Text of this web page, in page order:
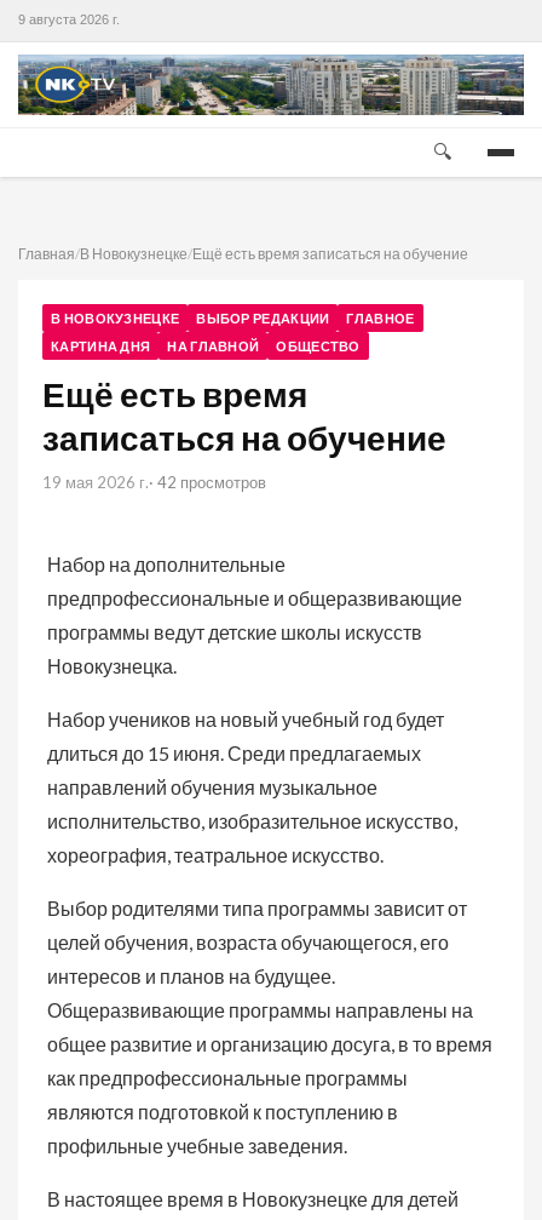
9 августа 2026 г.
🔍
Главная/В Новокузнецке/Ещё есть время записаться на обучение
В НОВОКУЗНЕЦКЕ ВЫБОР РЕДАКЦИИ
ГЛАВНОЕ
КАРТИНА ДНЯ
НА ГЛАВНОЙ ОБЩЕСТВО
Ещё есть время
записаться на обучение
19 мая 2026 г.· 42 просмотров
Набор на дополнительные
предпрофессиональные и общеразвивающие
программы ведут детские школы искусств
Новокузнецка.
Набор учеников на новый учебный год будет
длиться до 15 июня. Среди предлагаемых
направлений обучения музыкальное
исполнительство, изобразительное искусство,
хореография, театральное искусство.
Выбор родителями типа программы зависит от
целей обучения, возраста обучающегося, его
интересов и планов на будущее.
Общеразвивающие программы направлены на
общее развитие и организацию досуга, в то время
как предпрофессиональные программы
являются подготовкой к поступлению в
профильные учебные заведения.
В настоящее время в Новокузнецке для детей